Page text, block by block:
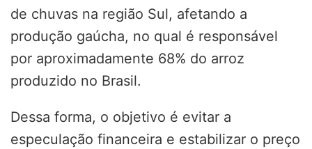
de chuvas na região Sul, afetando a
produção gaúcha, no qual é responsável
por aproximadamente 68% do arroz
produzido no Brasil.
Dessa forma, o objetivo é evitar a
especulação financeira e estabilizar o preço